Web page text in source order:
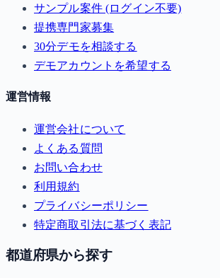
サンプル案件 (ログイン不要)
提携専門家募集
30分デモを相談する
デモアカウントを希望する
運営情報
運営会社について
よくある質問
お問い合わせ
利用規約
プライバシーポリシー
特定商取引法に基づく表記
都道府県から探す